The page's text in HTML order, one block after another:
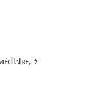
3